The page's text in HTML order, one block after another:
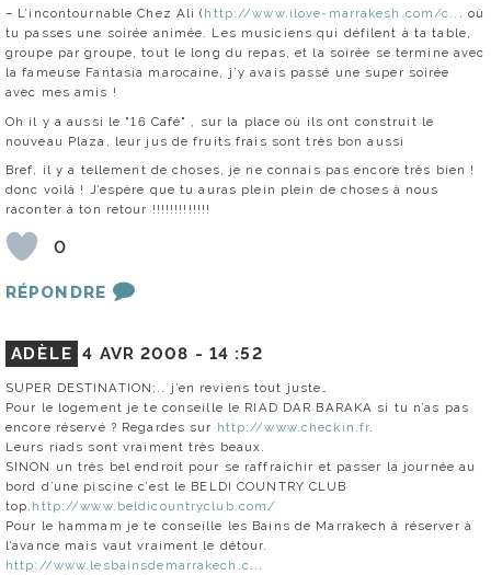
– L’incontournable Chez Ali ( http://www.ilove-marrakesh.com/c..
. où
tu passes une soirée animée. Les musiciens qui défilent à ta table,
groupe par groupe, tout le long du repas, et la soirée se termine avec
la fameuse Fantasia marocaine, j’y avais passé une super soirée
avec mes amis !
Oh il y a aussi le "16 Café" , sur la place où ils ont construit le
nouveau Plaza, leur jus de fruits frais sont très bon aussi
Bref, il y a tellement de choses, je ne connais pas encore très bien !
donc voilà ! J’espère que tu auras plein plein de choses à nous
raconter à ton retour !!!!!!!!!!!!!
0
RÉPONDRE
ADÈLE 4 AVR 2008 - 14 :52
SUPER DESTINATION;.. j’en reviens tout juste…
Pour le logement je te conseille le RIAD DAR BARAKA si tu n’as pas
encore réservé ? Regardes sur http://www.checkin.fr.
Leurs riads sont vraiment très beaux.
SINON un très bel endroit pour se raffraichir et passer la journée au
bord d’une piscine c’est le BELDI COUNTRY CLUB
top. http://www.beldicountryclub.com/
Pour le hammam je te conseille les Bains de Marrakech à réserver à
l’avance mais vaut vraiment le détour.
http://www.lesbainsdemarrakech.c.. .